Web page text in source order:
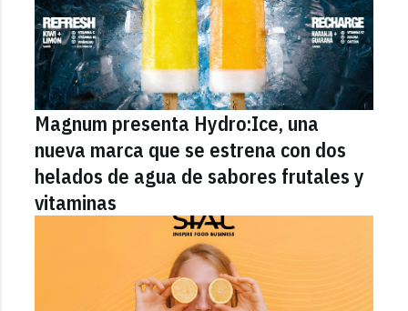
Magnum presenta Hydro:Ice, una
nueva marca que se estrena con dos
helados de agua de sabores frutales y
vitaminas